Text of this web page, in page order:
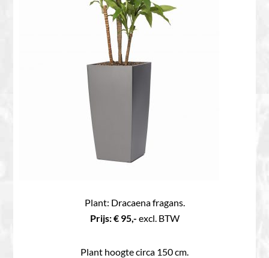
Plant: Dracaena fragans.
Prijs: € 95,- excl. BTW
Plant hoogte circa 150 cm.